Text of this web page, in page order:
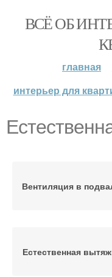
ВСЁ ОБ
главная
интерьер для
Вентиляция в
Естественная